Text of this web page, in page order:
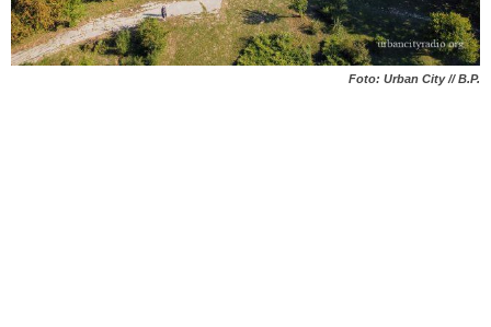
Foto: Urban City // B.P.